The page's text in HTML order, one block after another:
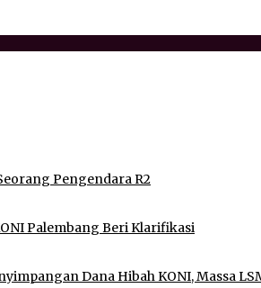
Pengendara R2
Palembang Beri Klarifikasi
Dana Hibah KONI, Massa